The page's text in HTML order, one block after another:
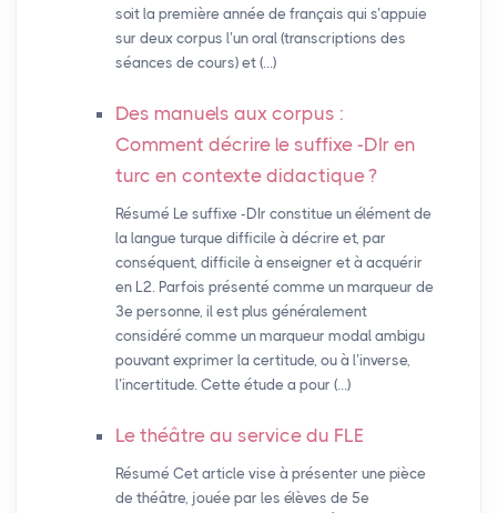
soit la première année de français qui s’appuie
sur deux corpus l’un oral (transcriptions des
séances de cours) et (…)
Des manuels aux corpus :
Comment décrire le suffixe -DIr en
turc en contexte didactique?
Résumé Le suffixe -DIr constitue un élément de
la langue turque difficile à décrire et, par
conséquent, difficile à enseigner et à acquérir
en L2. Parfois présenté comme un marqueur de
3e personne, il est plus généralement
considéré comme un marqueur modal ambigu
pouvant exprimer la certitude, ou à l’inverse,
l’incertitude. Cette étude a pour (…)
Le théâtre au service du FLE
Résumé Cet article vise à présenter une pièce
de théâtre, jouée par les élèves de 5e